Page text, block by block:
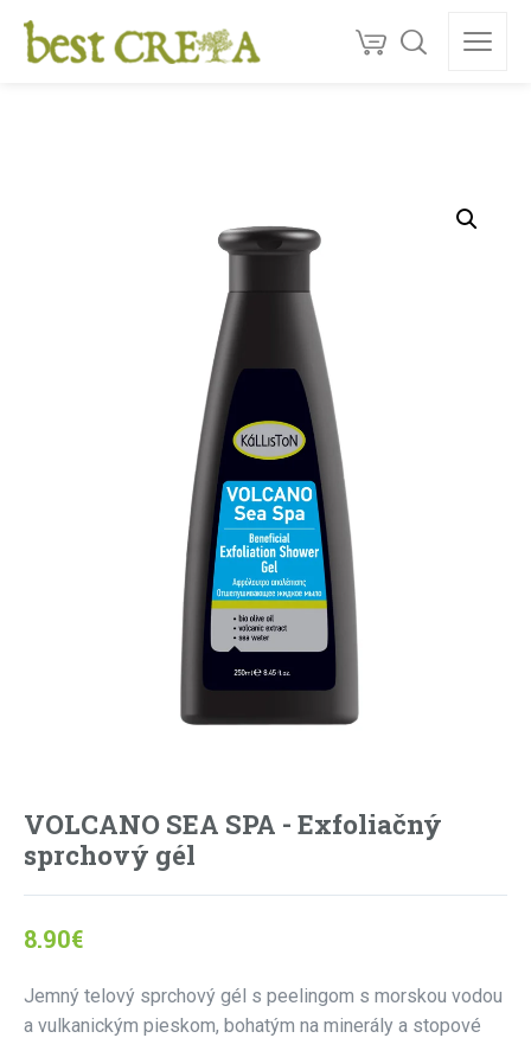
VOLCANO SEA SPA - Exfoliačný
sprchový gél
8.90€
Jemný telový sprchový gél s peelingom s morskou vodou
a vulkanickým pieskom, bohatým na minerály a stopové